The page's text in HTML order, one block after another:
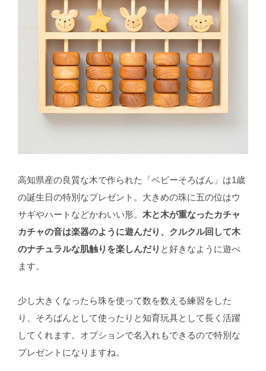
高知県産の良質な木で作られた「ベビーそろばん」は1歳
の誕生日の特別なプレゼント。大きめの珠に五の位はウ
サギやハートなどかわいい形。 木と木が重なったカチャ
カチャの音は楽器のように遊んだり、クルクル回して木
のナチュラルな肌触りを楽しんだり と好きなように遊べ
ます。
少し大きくなったら珠を使って数を数える練習をした
り、そろばんとして使ったりと知育玩具として長く活躍
してくれます。オプションで名入れもできるので特別な
プレゼントになりますね。